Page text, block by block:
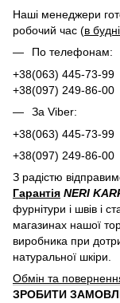
Наші менеджери
робочий час (в
По телефонам:
+38(063) 445-73-99
+38(097) 249-86-00
За Viber:
+38(063) 445-73-99
+38(097) 249-86-00
З радістю
Гарантія NERI
фурнітури і швів і
магазинах нашої
виробника при
натуральної шкіри.
Обмін та
ЗРОБИТИ